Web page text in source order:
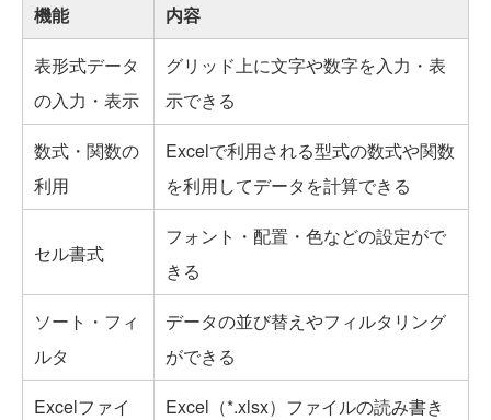
機能
内容
表形式データ
の入力・表示
グリッド上に文字や数字を入力・表
示できる
数式・関数の
利用
Excelで利用される型式の数式や関数
を利用してデータを計算できる
セル書式
フォント・配置・色などの設定がで
きる
ソート・フィ
ルタ
データの並び替えやフィルタリング
ができる
Excelファイ
Excel（*.xlsx）ファイルの読み書き